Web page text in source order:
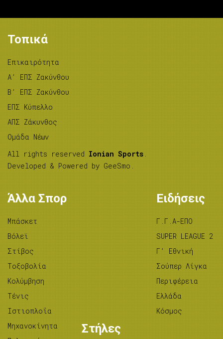
Τοπικά
Επικαιρότητα
A’ ΕΠΣ Ζακύνθου
B’ ΕΠΣ Ζακύνθου
ΕΠΣ Κύπελλο
ΑΠΣ Ζάκυνθος
Ομάδα Νέων
All rights reserved Ionian Sports .
Developed & Powered by GeeSmo .
Άλλα Σπορ
Μπάσκετ
Βόλεϊ
Στίβος
Tοξοβολία
Κολύμβηση
Τένις
Ιστιοπλοΐα
Μηχανοκίνητα
Ειδήσεις
Γ.Γ.Α-ΕΠΟ
SUPER LEAGUE 2
Γ’ Εθνική
Σούπερ Λίγκα
Περιφέρεια
Ελλάδα
Κόσμος
Στήλες